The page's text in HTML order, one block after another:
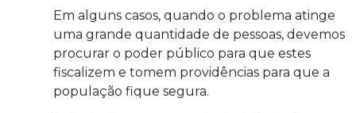
Em alguns casos, quando o problema atinge
uma grande quantidade de pessoas, devemos
procurar o poder público para que estes
fiscalizem e tomem providências para que a
população fique segura.